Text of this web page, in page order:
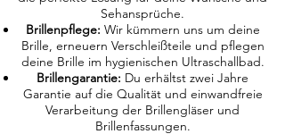
Sehansprüche.
Brillenpflege: Wir kümmern uns um deine
Brille, erneuern Verschleißteile und pflegen
deine Brille im hygienischen Ultraschallbad.
Brillengarantie: Du erhältst zwei Jahre
Garantie auf die Qualität und einwandfreie
Verarbeitung der Brillengläser und
Brillenfassungen.